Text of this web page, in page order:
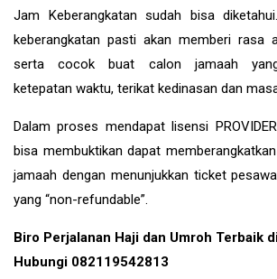
Jam Keberangkatan sudah bisa
keberangkatan pasti akan memberi rasa
serta cocok buat calon jamaah yang
ketepatan waktu, terikat kedinasan dan
Dalam proses mendapat lisensi
bisa membuktikan dapat
jamaah dengan menunjukkan ticket
yang “non-refundable”.
Biro Perjalanan Haji dan Umroh Terbaik
Hubungi 082119542813